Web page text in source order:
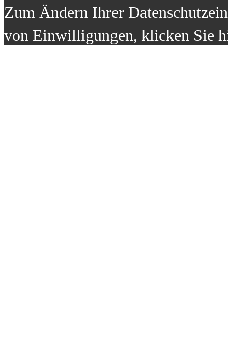
Zum Ändern Ihrer
von Einwilligungen, klicken Sie